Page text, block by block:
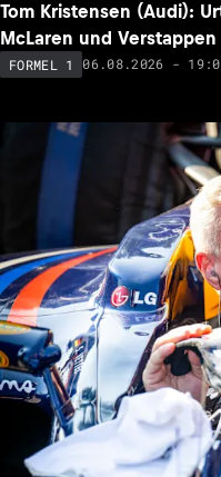
Tom Kristensen (Audi):
McLaren und Verstappen
FORMEL 1 06.08.2026 -